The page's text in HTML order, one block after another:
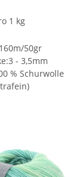
1 kg
50gr
- 3,5mm
% Schurwolle